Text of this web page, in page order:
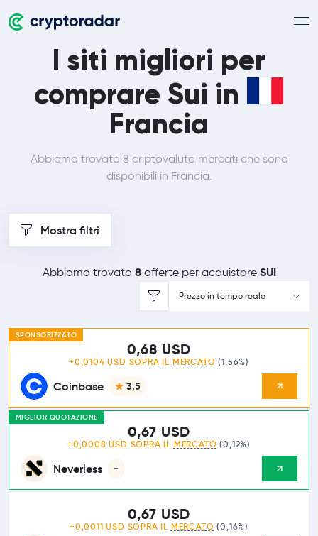
I siti migliori per
comprare Sui in
Francia
Abbiamo trovato 8 criptovaluta mercati che sono
disponibili in Francia.
Mostra filtri
Abbiamo trovato 8offerte per acquistare SUI
Prezzo in tempo reale
SPONSORIZZATO
Coinbase 3,5
0,68 USD
+0,0104 USD SOPRA IL MERCATO (1,56%)
MIGLIOR QUOTAZIONE
Neverless -
0,67 USD
+0,0008 USD SOPRA IL MERCATO (0,12%)
0,67 USD
+0,0011 USD SOPRA IL MERCATO (0,16%)